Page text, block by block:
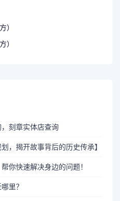
）
）
刻章实体店查询
，揭开故事背后的历史传承】
你快速解决身边的问题！
里？